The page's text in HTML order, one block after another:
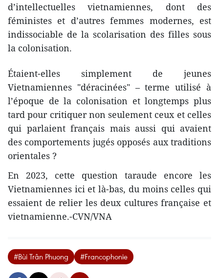
d’intellectuelles vietnamiennes, dont des
féministes et d’autres femmes modernes, est
indissociable de la scolarisation des filles sous
la colonisation.
Étaient-elles simplement de jeunes
Vietnamiennes "déracinées" – terme utilisé à
l’époque de la colonisation et longtemps plus
tard pour critiquer non seulement ceux et celles
qui parlaient français mais aussi qui avaient
des comportements jugés opposés aux traditions
orientales ?
En 2023, cette question taraude encore les
Vietnamiennes ici et là-bas, du moins celles qui
essaient de relier les deux cultures française et
vietnamienne.-CVN/VNA
#Bùi Trân Phuong #Francophonie